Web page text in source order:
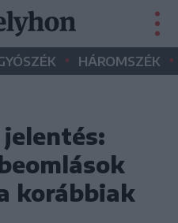
• HÁROMSZÉK •
korábbiak